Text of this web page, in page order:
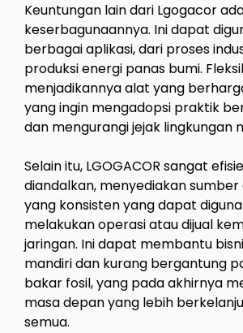
Keuntungan lain dari Lgogacor
keserbagunaannya. Ini dapat
berbagai aplikasi, dari proses
produksi energi panas bumi.
menjadikannya alat yang
yang ingin mengadopsi praktik
dan mengurangi jejak lingkungan
Selain itu, LGOGACOR sangat
diandalkan, menyediakan
yang konsisten yang dapat
melakukan operasi atau dijual
jaringan. Ini dapat membantu
mandiri dan kurang bergantung
bakar fosil, yang pada akhirnya
masa depan yang lebih
semua.